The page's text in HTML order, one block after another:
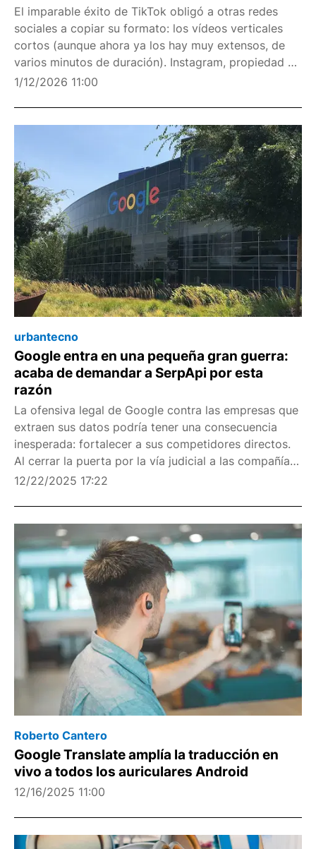
El imparable éxito de TikTok obligó a otras redes
sociales a copiar su formato: los vídeos verticales
cortos (aunque ahora ya los hay muy extensos, de
varios minutos de duración). Instagram, propiedad de
Meta, creó los Reels, que vieron la luz a principios de
1/12/2026 11:00
urbantecno
Google entra en una pequeña gran guerra:
acaba de demandar a SerpApi por esta
razón
La ofensiva legal de Google contra las empresas que
extraen sus datos podría tener una consecuencia
inesperada: fortalecer a sus competidores directos.
Al cerrar la puerta por la vía judicial a las compañías
que se dedican a esta práctica, el gigante
12/22/2025 17:22
Roberto Cantero
Google Translate amplía la traducción en
vivo a todos los auriculares Android
12/16/2025 11:00